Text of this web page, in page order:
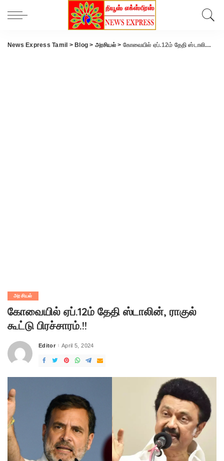
News Express Tamil > Blog > அரசியல்> கோவையில் ஏப்.12ம் தேதி ஸ்டாலின், ராகுல் கூட்டு பிரச்சாரம்.!!
அரசியல்
கோவையில் ஏப்.12ம் தேதி ஸ்டாலின், ராகுல்
கூட்டு பிரச்சாரம்.!!
Posted
Editor April 5, 2024